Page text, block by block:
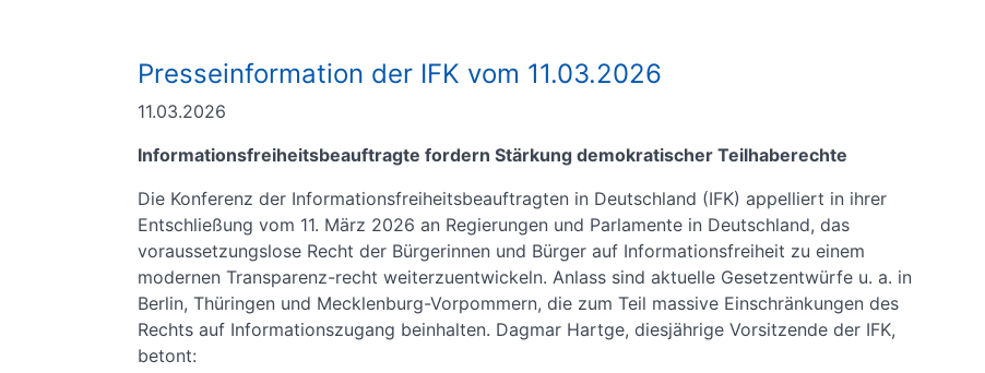
Presseinformation der IFK vom 11.03.2026
11.03.2026
Informationsfreiheitsbeauftragte fordern Stärkung demokratischer Teilhaberechte
Die Konferenz der Informationsfreiheitsbeauftragten in Deutschland (IFK) appelliert in ihrer
Entschließung vom 11. März 2026 an Regierungen und Parlamente in Deutschland, das
voraussetzungslose Recht der Bürgerinnen und Bürger auf Informationsfreiheit zu einem
modernen Transparenz-recht weiterzuentwickeln. Anlass sind aktuelle Gesetzentwürfe u. a. in
Berlin, Thüringen und Mecklenburg-Vorpommern, die zum Teil massive Einschränkungen des
Rechts auf Informationszugang beinhalten. Dagmar Hartge, diesjährige Vorsitzende der IFK,
betont: